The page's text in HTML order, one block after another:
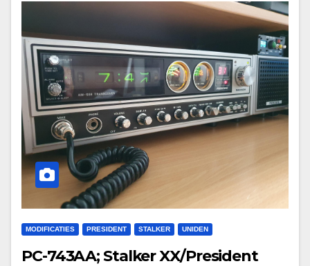
MODIFICATIES PRESIDENT STALKER UNIDEN
PC-743AA; Stalker XX/President